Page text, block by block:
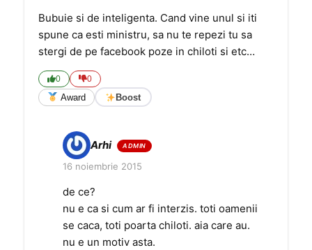
Bubuie si de inteligenta. Cand vine unul si iti
spune ca esti ministru, sa nu te repezi tu sa
stergi de pe facebook poze in chiloti si etc…
0 0
Award Boost
Arhi
16 noiembrie 2015
de ce?
nu e ca si cum ar fi interzis. toti oamenii
se caca, toti poarta chiloti. aia care au.
nu e un motiv asta.